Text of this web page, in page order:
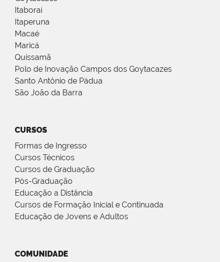
Itaboraí
Itaperuna
Macaé
Maricá
Quissamã
Polo de Inovação Campos dos Goytacazes
Santo Antônio de Pádua
São João da Barra
CURSOS
Formas de Ingresso
Cursos Técnicos
Cursos de Graduação
Pós-Graduação
Educação a Distância
Cursos de Formação Inicial e Continuada
Educação de Jovens e Adultos
COMUNIDADE